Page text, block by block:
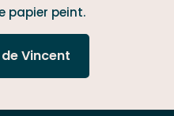
papier peint.
Vincent